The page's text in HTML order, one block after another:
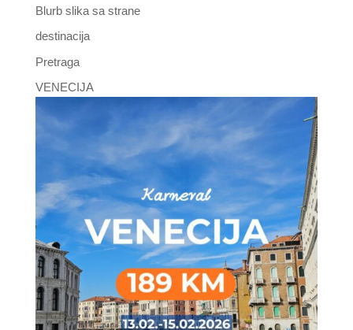
Blurb slika sa strane
destinacija
Pretraga
VENECIJA